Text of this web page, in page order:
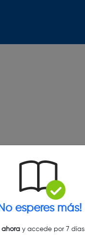
esperes más!
ahoray accede por 7 días